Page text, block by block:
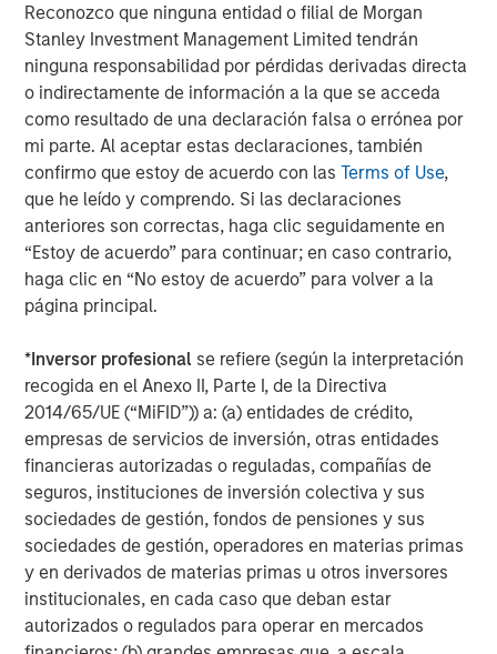
Reconozco que ninguna entidad o filial de Morgan
Stanley Investment Management Limited tendrán
ninguna responsabilidad por pérdidas derivadas directa
o indirectamente de información a la que se acceda
como resultado de una declaración falsa o errónea por
mi parte. Al aceptar estas declaraciones, también
confirmo que estoy de acuerdo con lasTerms of Use,
que he leído y comprendo. Si las declaraciones
anteriores son correctas, haga clic seguidamente en
“Estoy de acuerdo” para continuar; en caso contrario,
haga clic en “No estoy de acuerdo” para volver a la
página principal.
*Inversor profesional se refiere (según la interpretación
recogida en el Anexo II, Parte I, de la Directiva
2014/65/UE (“MiFID”)) a: (a) entidades de crédito,
empresas de servicios de inversión, otras entidades
financieras autorizadas o reguladas, compañías de
seguros, instituciones de inversión colectiva y sus
sociedades de gestión, fondos de pensiones y sus
sociedades de gestión, operadores en materias primas
y en derivados de materias primas u otros inversores
institucionales, en cada caso que deban estar
autorizados o regulados para operar en mercados
active credit selection will be the key driver of
outperformance in the coming year. Our outlook calls for
global growth to moderate yet remain positive, with the
potential to reaccelerate in the second half. Corporate
fundamentals appear solid, supported by rising profits,
while the promise of AI-driven productivity gains looms
large.
Key themes for 2026 include:
Constructive global growth, with the U.S. and select
emerging markets leading the way.
boom fueling demand.
Most central banks are poised to cut or to be on
hold, supporting risk assets and credit.
Sector-specific opportunities in securitized credit,
agency MBS, and emerging markets.
The need for selectivity as heavy supply and
shifting buyer bases test market resilience.
While investment grade and high yield corporates face
record issuance and tight spreads, and sovereigns